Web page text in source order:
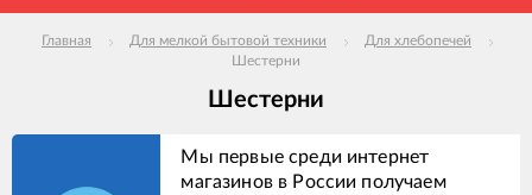
Главная Для мелкой бытовой техники
Для хлебопечей
Шестерни
Шестерни
Мы первые среди интернет
магазинов в России получаем